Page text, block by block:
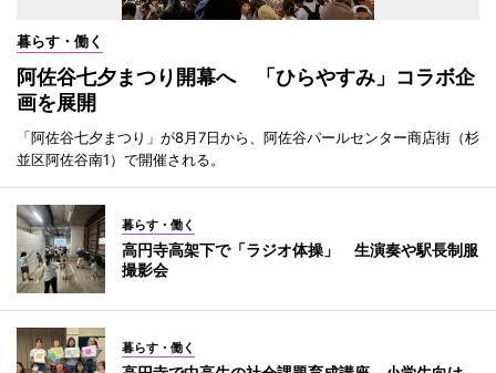
暮らす・働く
阿佐谷七夕まつり開幕へ 「ひらやすみ」コラボ企
画を展開
「阿佐谷七夕まつり」が8月7日から、阿佐谷パールセンター商店街（杉
並区阿佐谷南1）で開催される。
暮らす・働く
高円寺高架下で「ラジオ体操」 生演奏や駅長制服
撮影会
暮らす・働く